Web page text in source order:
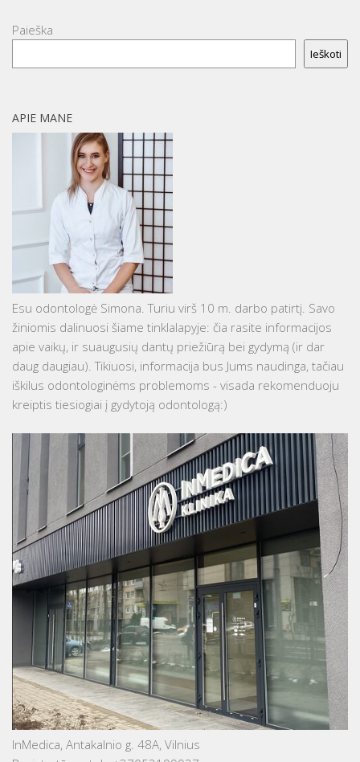
Paieška
Ieškoti
APIE MANE
Esu odontologė Simona. Turiu virš 10 m. darbo patirtį. Savo
žiniomis dalinuosi šiame tinklalapyje: čia rasite informacijos
apie vaikų, ir suaugusių dantų priežiūrą bei gydymą (ir dar
daug daugiau). Tikiuosi, informacija bus Jums naudinga, tačiau
iškilus odontologinėms problemoms - visada rekomenduoju
kreiptis tiesiogiai į gydytoją odontologą:)
InMedica, Antakalnio g. 48A, Vilnius